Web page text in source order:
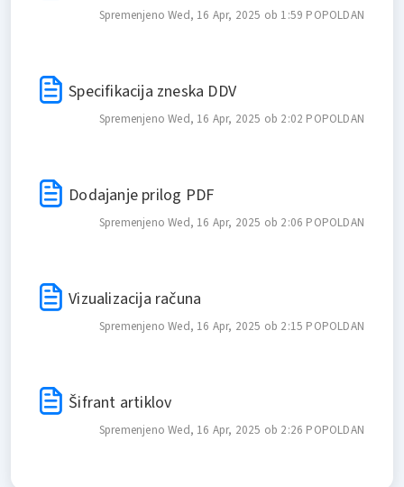
Spremenjeno Wed, 16 Apr, 2025 ob 1:59 POPOLDAN
Specifikacija zneska DDV
Spremenjeno Wed, 16 Apr, 2025 ob 2:02 POPOLDAN
Dodajanje prilog PDF
Spremenjeno Wed, 16 Apr, 2025 ob 2:06 POPOLDAN
Vizualizacija računa
Spremenjeno Wed, 16 Apr, 2025 ob 2:15 POPOLDAN
Šifrant artiklov
Spremenjeno Wed, 16 Apr, 2025 ob 2:26 POPOLDAN